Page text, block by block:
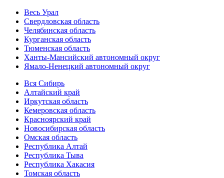
Весь Урал
Свердловская область
Челябинская область
Курганская область
Тюменская область
Ханты-Мансийский автономный округ
Ямало-Ненецкий автономный округ
Вся Сибирь
Алтайский край
Иркутская область
Кемеровская область
Красноярский край
Новосибирская область
Омская область
Республика Алтай
Республика Тыва
Республика Хакасия
Томская область